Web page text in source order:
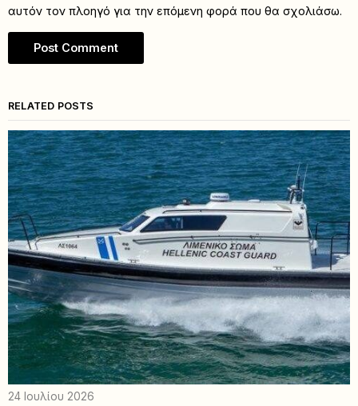
αυτόν τον πλοηγό για την επόμενη φορά που θα σχολιάσω.
RELATED POSTS
24 Ιουλίου 2026